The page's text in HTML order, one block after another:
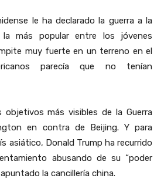
le ha declarado la guerra a la
más popular entre los jóvenes
muy fuerte en un terreno en el
parecía que no tenían
objetivos más visibles de la Guerra
en contra de Beijing. Y para
asiático, Donald Trump ha recurrido
abusando de su “poder
la cancillería china.